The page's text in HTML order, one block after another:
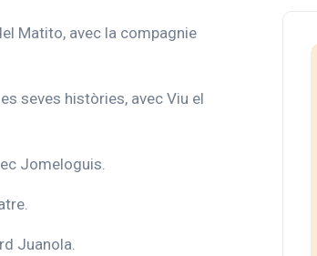
Matito, avec la compagnie
seves històries, avec Viu el
Jomeloguis.
Juanola.